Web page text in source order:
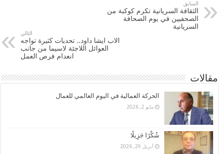
السابق
الثقافة السريانية تكرم كوكبة من
الصحفيين في يوم الصحافة
السريانية
التالي
الاب ايشا داود.. تحديات كثيرة تواجه
العوائل اللاجئة لاسيما من جانب
انعدام فرص العمل
مقالات
الحركة العمالية في اليوم العالمي للعمال
مايو 2, 2026
شُكْرًا جَزِيلًا
أبريل 29, 2026